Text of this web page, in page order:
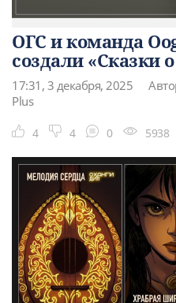
ОГС и команда
создали «Сказки
17:31, 3 декабря, 2025
Plus
4 4 0 5938